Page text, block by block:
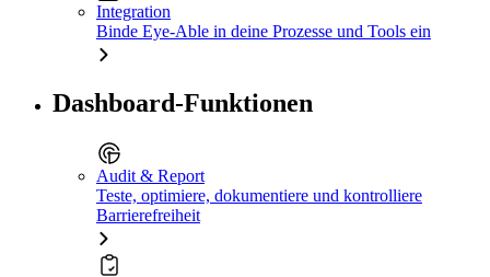
Integration
Binde Eye-Able in deine Prozesse und Tools ein
Dashboard-Funktionen
Audit & Report
Teste, optimiere, dokumentiere und kontrolliere
Barrierefreiheit